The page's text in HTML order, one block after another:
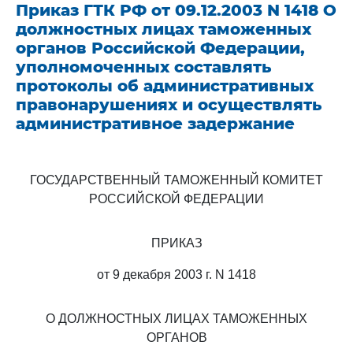
Приказ ГТК РФ от 09.12.2003 N 1418 О
должностных лицах таможенных
органов Российской Федерации,
уполномоченных составлять
протоколы об административных
правонарушениях и осуществлять
административное задержание
ГОСУДАРСТВЕННЫЙ ТАМОЖЕННЫЙ КОМИТЕТ
РОССИЙСКОЙ ФЕДЕРАЦИИ
ПРИКАЗ
от 9 декабря 2003 г. N 1418
О ДОЛЖНОСТНЫХ ЛИЦАХ ТАМОЖЕННЫХ
ОРГАНОВ